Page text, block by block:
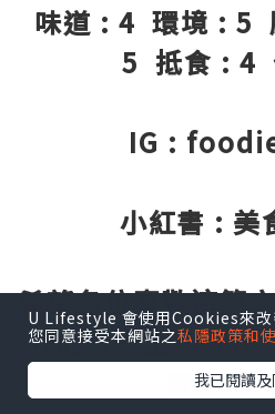
味道 : 4 環境 : 5
5 抵食 : 4
IG :
小紅書 : 美
希望各位喜歡這篇
我的專頁上剔
鼓勵吧!
U Lifestyle 會使用Cookies來改
您同意接受本網站之私隱政策和
我已閱讀及